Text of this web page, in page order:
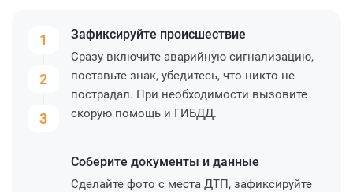
1
2
3
Зафиксируйте происшествие
Сразу включите аварийную сигнализацию,
поставьте знак, убедитесь, что никто не
пострадал. При необходимости вызовите
скорую помощь и ГИБДД.
Соберите документы и данные
Сделайте фото с места ДТП, зафиксируйте